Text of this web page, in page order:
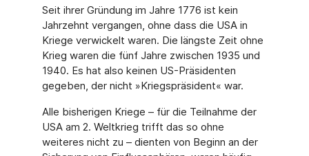
Seit ihrer Gründung im Jahre 1776 ist kein
Jahrzehnt vergangen, ohne dass die USA in
Kriege verwickelt waren. Die längste Zeit ohne
Krieg waren die fünf Jahre zwischen 1935 und
1940. Es hat also keinen US-Präsidenten
gegeben, der nicht »Kriegspräsident« war.
Alle bisherigen Kriege – für die Teilnahme der
USA am 2. Weltkrieg trifft das so ohne
weiteres nicht zu – dienten von Beginn an der